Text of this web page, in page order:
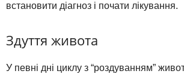
встановити діагноз і почати лікування.
Здуття живота
У певні дні циклу з “роздуванням”